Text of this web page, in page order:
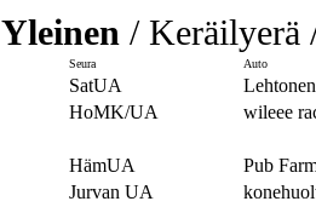
Yleinen / Keräilyerä
Seura
Auto
SatUA
HoMK/UA wileee
HämUA Pub
Jurvan UA